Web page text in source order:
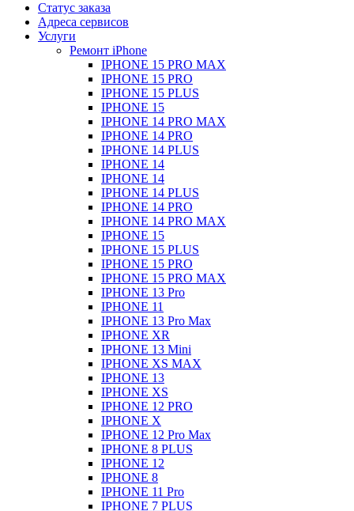
Статус заказа
Адреса сервисов
Услуги
Ремонт iPhone
IPHONE 15 PRO MAX
IPHONE 15 PRO
IPHONE 15 PLUS
IPHONE 15
IPHONE 14 PRO MAX
IPHONE 14 PRO
IPHONE 14 PLUS
IPHONE 14
IPHONE 14
IPHONE 14 PLUS
IPHONE 14 PRO
IPHONE 14 PRO MAX
IPHONE 15
IPHONE 15 PLUS
IPHONE 15 PRO
IPHONE 15 PRO MAX
IPHONE 13 Pro
IPHONE 11
IPHONE 13 Pro Max
IPHONE XR
IPHONE 13 Mini
IPHONE XS MAX
IPHONE 13
IPHONE XS
IPHONE 12 PRO
IPHONE X
IPHONE 12 Pro Max
IPHONE 8 PLUS
IPHONE 12
IPHONE 8
IPHONE 11 Pro
IPHONE 7 PLUS